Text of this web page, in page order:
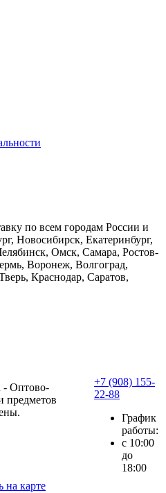
по всем городам России и
Новосибирск, Екатеринбург,
Омск, Самара, Ростов-
Воронеж, Волгоград,
Краснодар, Саратов,
- Оптово-
предметов
на карте
+7 (908) 155-
22-88
График
работы:
с 10:00
до
18:00